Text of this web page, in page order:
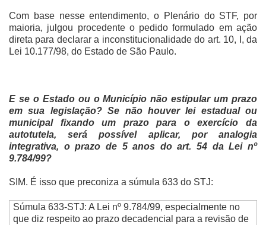
Com base nesse entendimento, o Plenário do STF, por
maioria, julgou procedente o pedido formulado em ação
direta para declarar a inconstitucionalidade do art. 10, I, da
Lei 10.177/98, do Estado de São Paulo.
E se o Estado ou o Município não estipular um prazo
em sua legislação? Se não houver lei estadual ou
municipal fixando um prazo para o exercício da
autotutela, será possível aplicar, por analogia
integrativa, o prazo de 5 anos do art. 54 da Lei nº
9.784/99?
SIM. É isso que preconiza a súmula 633 do STJ:
Súmula 633-STJ: A Lei nº 9.784/99, especialmente no
que diz respeito ao prazo decadencial para a revisão de